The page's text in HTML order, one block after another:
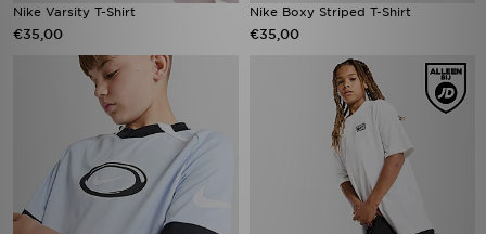
Nike Varsity T-Shirt
€35,00
Nike Boxy Striped T-Shirt
€35,00